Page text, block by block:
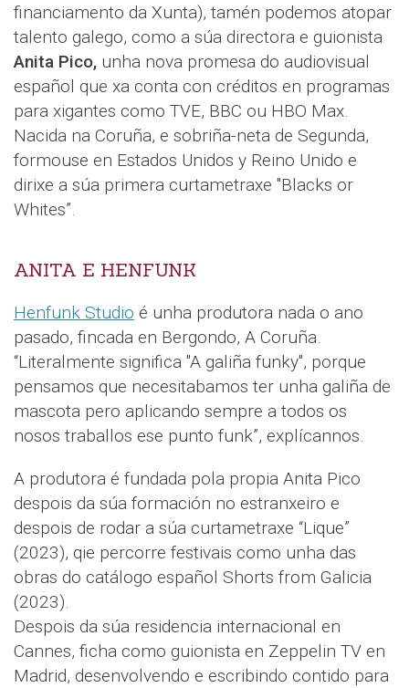
financiamento da Xunta), tamén podemos atopar
talento galego, como a súa directora e guionista
Anita Pico, unha nova promesa do audiovisual
español que xa conta con créditos en programas
para xigantes como TVE, BBC ou HBO Max.
Nacida na Coruña, e sobriña-neta de Segunda,
formouse en Estados Unidos y Reino Unido e
dirixe a súa primera curtametraxe "Blacks or
Whites”.
ANITA E HENFUNK
Henfunk Studio é unha produtora nada o ano
pasado, fincada en Bergondo, A Coruña.
“Literalmente significa "A galiña funky", porque
pensamos que necesitabamos ter unha galiña de
mascota pero aplicando sempre a todos os
nosos traballos ese punto funk”, explícannos.
A produtora é fundada pola propia Anita Pico
despois da súa formación no estranxeiro e
despois de rodar a súa curtametraxe “Lique”
(2023), qie percorre festivais como unha das
obras do catálogo español Shorts from Galicia
(2023).
Despois da súa residencia internacional en
Cannes, ficha como guionista en Zeppelin TV en
Madrid, desenvolvendo e escribindo contido para